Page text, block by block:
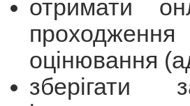
отримати
оцінювання
зберігати